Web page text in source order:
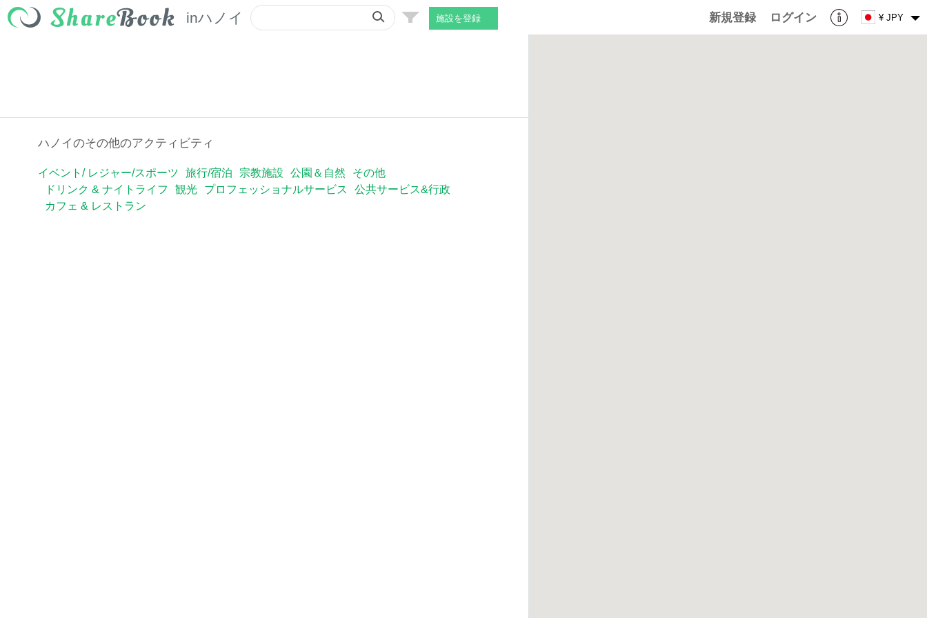
inハノイ 施設を登録 新規登録 ログイン ¥ JPY
ハノイのその他のアクティビティ
イベント/ レジャー/スポーツ 旅行/宿泊 宗教施設 公園＆自然
その他
ドリンク & ナイトライフ
観光 プロフェッショナルサービス
公共サービス&行政
カフェ & レストラン